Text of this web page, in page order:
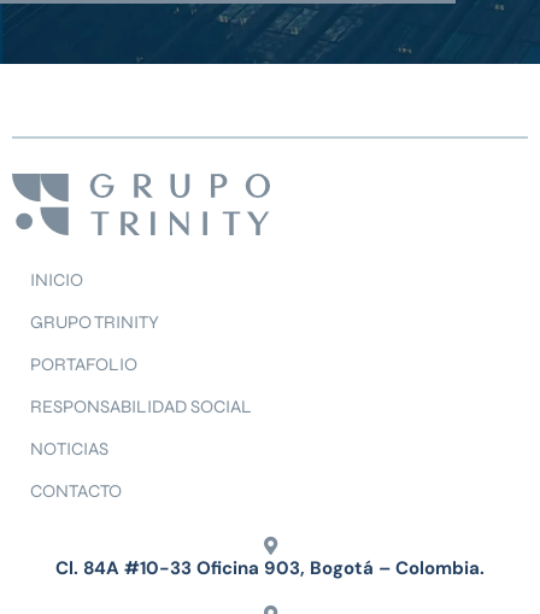
INICIO
GRUPO TRINITY
PORTAFOLIO
RESPONSABILIDAD SOCIAL
NOTICIAS
CONTACTO
Cl. 84A #10-33 Oficina 903, Bogotá – Colombia.